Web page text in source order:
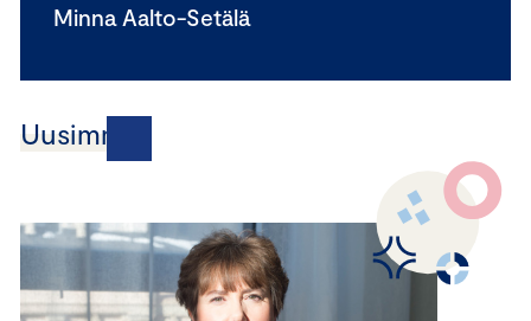
Minna Aalto-Setälä
Uusimmat